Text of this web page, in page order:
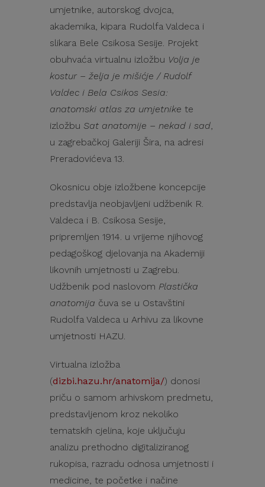
umjetnike, autorskog dvojca,
akademika, kipara Rudolfa Valdeca i
slikara Bele Csikosa Sesije. Projekt
obuhvaća virtualnu izložbu Volja je
kostur – želja je mišićje / Rudolf
Valdec i Bela Csikos Sesia:
anatomski atlas za umjetnike te
izložbu Sat anatomije – nekad i sad,
u zagrebačkoj Galeriji Šira, na adresi
Preradovićeva 13.
Okosnicu obje izložbene koncepcije
predstavlja neobjavljeni udžbenik R.
Valdeca i B. Csikosa Sesije,
pripremljen 1914. u vrijeme njihovog
pedagoškog djelovanja na Akademiji
likovnih umjetnosti u Zagrebu.
Udžbenik pod naslovom Plastička
anatomija čuva se u Ostavštini
Rudolfa Valdeca u Arhivu za likovne
umjetnosti HAZU.
Virtualna izložba
(dizbi.hazu.hr/anatomija/) donosi
priču o samom arhivskom predmetu,
predstavljenom kroz nekoliko
tematskih cjelina, koje uključuju
analizu prethodno digitaliziranog
rukopisa, razradu odnosa umjetnosti i
medicine, te početke i načine